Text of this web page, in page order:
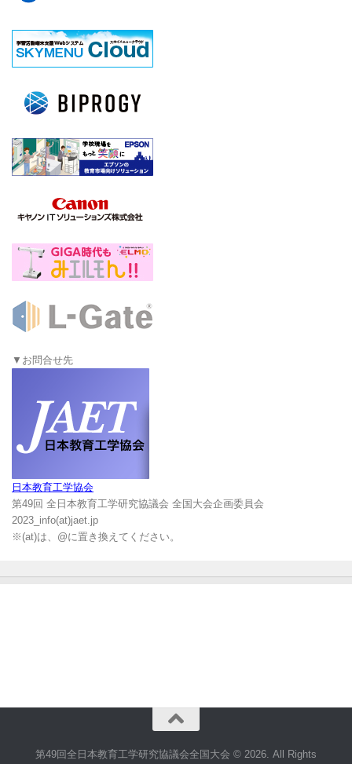
▼お問合せ先
日本教育工学協会
第49回 全日本教育工学研究協議会 全国大会企画委員会
2023_info(at)jaet.jp
※(at)は、@に置き換えてください。
第49回全日本教育工学研究協議会全国大会 © 2026. All Rights